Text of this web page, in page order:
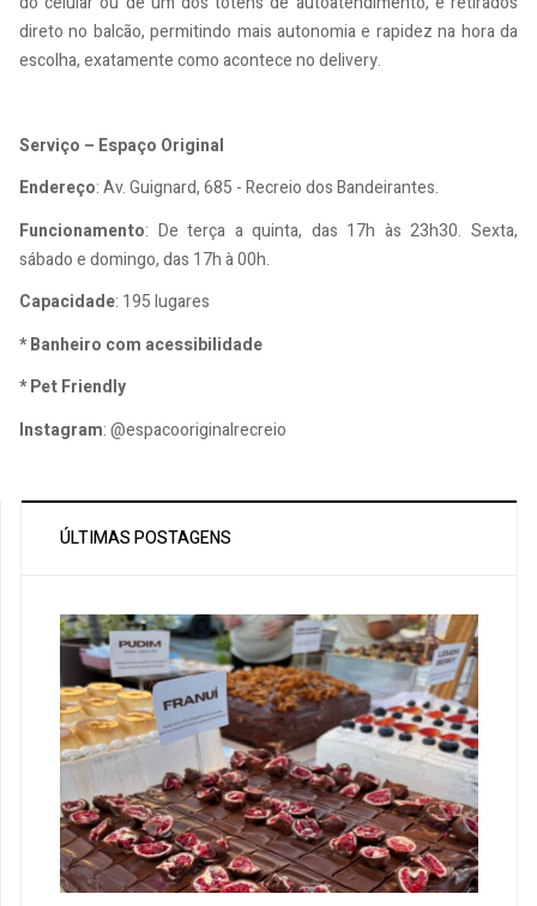
direto no balcão, permitindo mais autonomia e rapidez na hora da
escolha, exatamente como acontece no delivery.
Serviço – Espaço Original
Endereço: Av. Guignard, 685 - Recreio dos Bandeirantes.
Funcionamento: De terça a quinta, das 17h às 23h30. Sexta,
sábado e domingo, das 17h à 00h.
Capacidade: 195 lugares
* Banheiro com acessibilidade
* Pet Friendly
Instagram: @espacooriginalrecreio
ÚLTIMAS POSTAGENS